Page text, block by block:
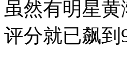
虽然有明星
评分就已飙到